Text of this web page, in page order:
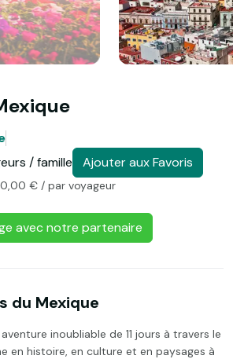
/ famille Ajouter aux Favoris
€ / par voyageur
avec notre partenaire
du Mexique
inoubliable de 11 jours à travers le
en histoire, en culture et en paysages à